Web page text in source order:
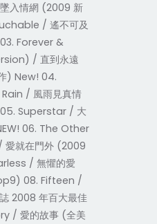
入情網 (2009 新
/ 遙不可及
Forever &
/ 直到永遠
) New! 04.
/ 風雨見真情
Superstar / 大
06. The Other
就在門外 (2009
/ 無懼的愛
08. Fifteen /
2008 年百大最佳
/ 愛的故事 (全美